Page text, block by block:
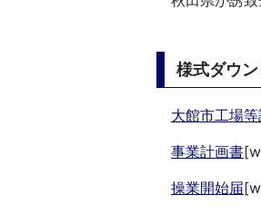
様式ダウ
大館市工場
事業計画書
操業開始届